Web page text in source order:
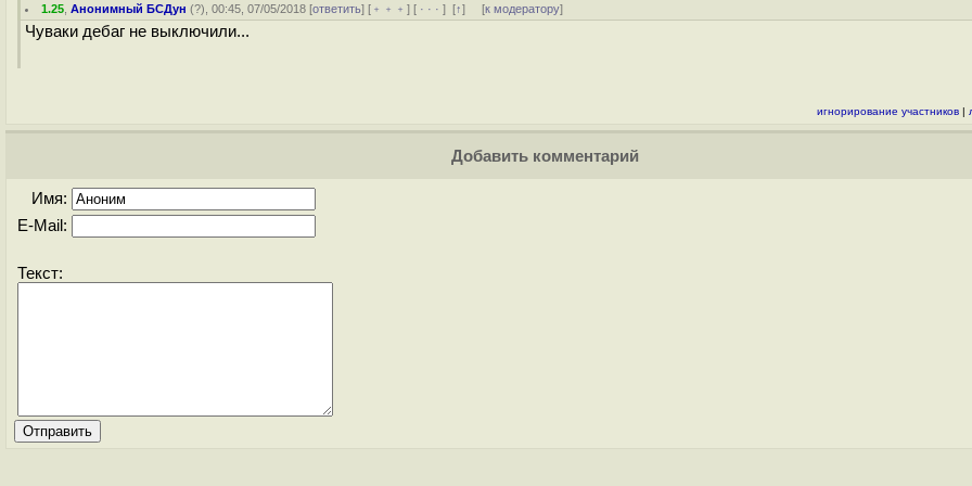
1.25 ,Анонимный БСДун (?), 00:45, 07/05/2018 [ответить] [ ﹢﹢﹢] [ · · ·][↑] [к модератору]
Чуваки дебаг не выключили...
игнорирование участников |
Добавить комментарий
Имя:
E-Mail:
Текст: